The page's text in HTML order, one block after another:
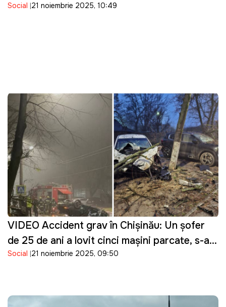
ilegale şi solicită măsuri urgente
Social 21 noiembrie 2025, 10:49
VIDEO Accident grav în Chișinău: Un șofer
de 25 de ani a lovit cinci mașini parcate, s-a
izbit într-un copac și s-a răsturnat
Social 21 noiembrie 2025, 09:50